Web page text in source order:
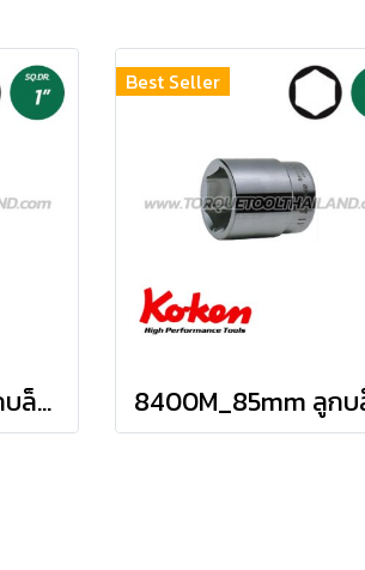
8400M_90mm ลูกบล็อก สั้น 6P (SQ.DR 1") Hand Sockets
Best Seller